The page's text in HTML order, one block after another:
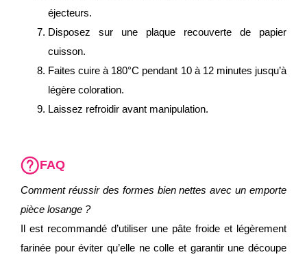
éjecteurs.
Disposez sur une plaque recouverte de papier
cuisson.
Faites cuire à 180°C pendant 10 à 12 minutes jusqu’à
légère coloration.
Laissez refroidir avant manipulation.
FAQ
Comment réussir des formes bien nettes avec un emporte
pièce losange ?
Il est recommandé d’utiliser une pâte froide et légèrement
farinée pour éviter qu’elle ne colle et garantir une découpe